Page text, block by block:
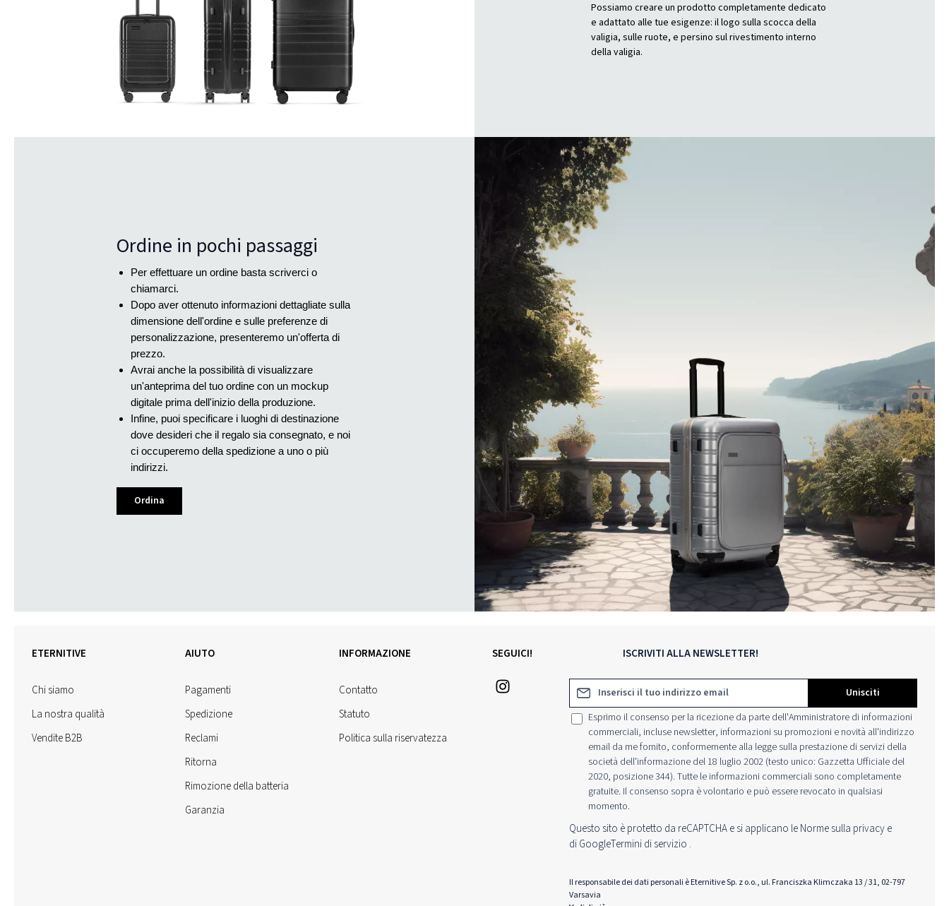
Possiamo creare un prodotto completamente dedicato
e adattato alle tue esigenze: il logo sulla scocca della
valigia, sulle ruote, e persino sul rivestimento interno
della valigia.
Ordine in pochi passaggi
Per effettuare un ordine basta scriverci o
chiamarci.
Dopo aver ottenuto informazioni dettagliate sulla
dimensione dell'ordine e sulle preferenze di
personalizzazione, presenteremo un'offerta di
prezzo.
Avrai anche la possibilità di visualizzare
un'anteprima del tuo ordine con un mockup
digitale prima dell'inizio della produzione.
Infine, puoi specificare i luoghi di destinazione
dove desideri che il regalo sia consegnato, e noi
ci occuperemo della spedizione a uno o più
indirizzi.
Ordina
ISCRIVITI ALLA NEWSLETTER!
Indirizzo e-mail*
Unisciti
Esprimo il consenso per la ricezione da parte dell'Amministratore di informazioni
commerciali, incluse newsletter, informazioni su promozioni e novità all'indirizzo
email da me fornito, conformemente alla legge sulla prestazione di servizi della
società dell'informazione del 18 luglio 2002 (testo unico: Gazzetta Ufficiale del
2020, posizione 344). Tutte le informazioni commerciali sono completamente
gratuite. Il consenso sopra è volontario e può essere revocato in qualsiasi
momento.
Questo sito è protetto da reCAPTCHA e si applicano le Norme sulla privacy e
di GoogleTermini di servizio .
Il responsabile dei dati personali è Eternitive Sp. z o.o., ul. Franciszka Klimczaka 13 / 31, 02-797
Varsavia
SEGUICI!
ETERNITIVE
Chi siamo
La nostra qualità
Vendite B2B
AIUTO
Pagamenti
Spedizione
Reclami
Ritorna
Rimozione della batteria
Garanzia
INFORMAZIONE
Contatto
Statuto
Politica sulla riservatezza